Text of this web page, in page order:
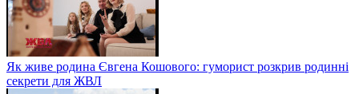
Як живе родина Євгена Кошового: гуморист розкрив родинні
секрети для ЖВЛ